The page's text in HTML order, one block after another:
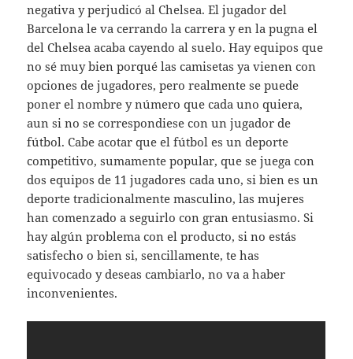
negativa y perjudicó al Chelsea. El jugador del
Barcelona le va cerrando la carrera y en la pugna el
del Chelsea acaba cayendo al suelo. Hay equipos que
no sé muy bien porqué las camisetas ya vienen con
opciones de jugadores, pero realmente se puede
poner el nombre y número que cada uno quiera,
aun si no se correspondiese con un jugador de
fútbol. Cabe acotar que el fútbol es un deporte
competitivo, sumamente popular, que se juega con
dos equipos de 11 jugadores cada uno, si bien es un
deporte tradicionalmente masculino, las mujeres
han comenzado a seguirlo con gran entusiasmo. Si
hay algún problema con el producto, si no estás
satisfecho o bien si, sencillamente, te has
equivocado y deseas cambiarlo, no va a haber
inconvenientes.